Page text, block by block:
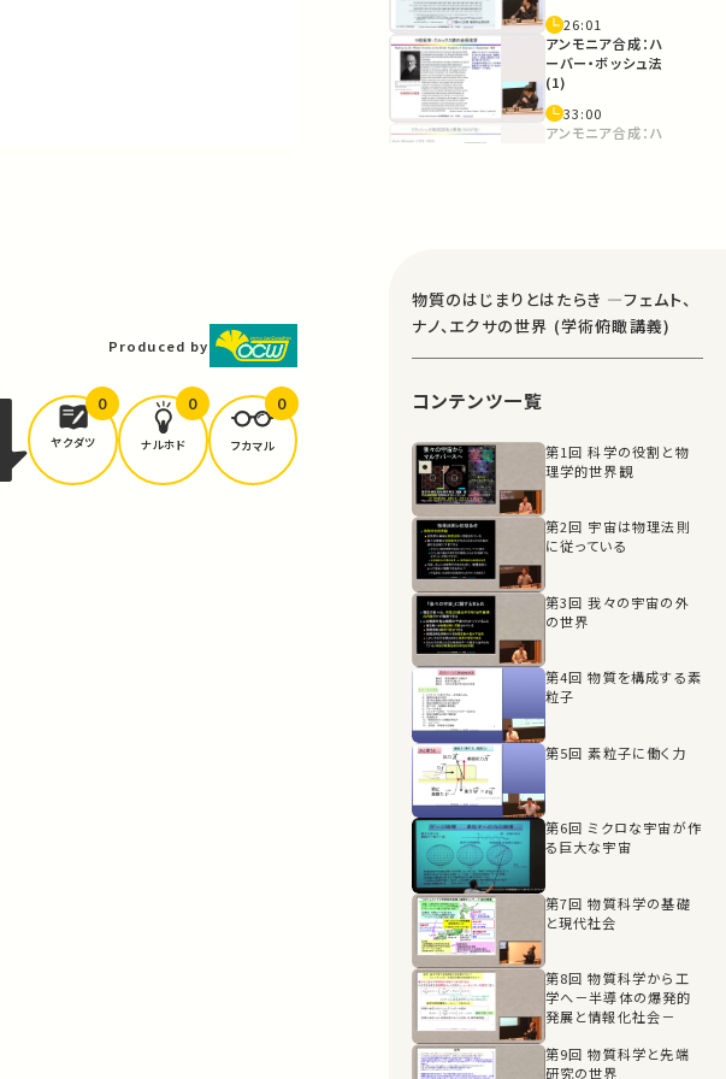
Produced by
ヤクダツ
0
ナルホド
0
フカマル
0
26:01
アンモニア合成：ハ
ーバー・ボッシュ法
(1)
33:00
アンモニア合成：ハ
56:36
アンモニア合成：ハ
ーバー・ボッシュ法
1:06:08
1:12:28
銅表面におけるギ酸
の分解反応
物質のはじまりとはたらき ―フェムト、
ナノ、エクサの世界 (学術俯瞰講義)
コンテンツ一覧
第1回 科学の役割と物
理学的世界観
第2回 宇宙は物理法則
に従っている
第3回 我々の宇宙の外
の世界
第4回 物質を構成する素
粒子
第5回 素粒子に働く力
第6回 ミクロな宇宙が作
る巨大な宇宙
第7回 物質科学の基礎
と現代社会
第8回 物質科学から工
学へ－半導体の爆発的
発展と情報化社会－
第9回 物質科学と先端
研究の世界